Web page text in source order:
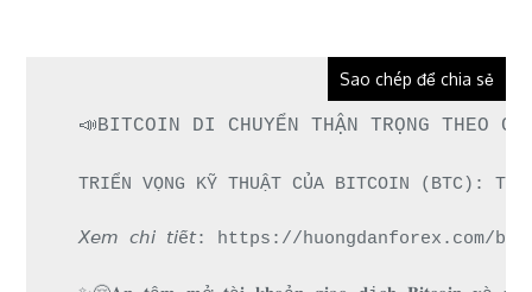
Sao chép để chia sẻ
📣BITCOIN DI CHUYỂN THẬN TRỌNG THEO
TRIỂN VỌNG KỸ THUẬT CỦA BITCOIN
𝘟𝘦𝘮 𝘤𝘩𝘪 𝘵𝘪ế𝘵: https://huongdanforex.com/